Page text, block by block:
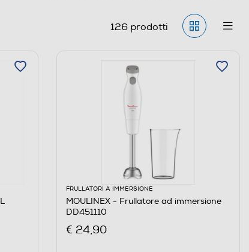
126prodotti
FRULLATORI A IMMERSIONE
MOULINEX - Frullatore ad immersione
DD451110
€ 24,90